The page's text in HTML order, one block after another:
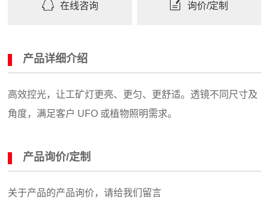
在线咨询 询价/定制
产品详细介绍
高效控光，让工矿灯更亮、更匀、更舒适。透镜不同尺寸及
角度，满足客户 UFO 或植物照明需求。
产品询价/定制
关于产品的产品询价，请给我们留言